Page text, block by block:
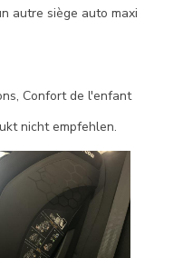
autre siège auto maxi
Confort de l'enfant
nicht empfehlen.